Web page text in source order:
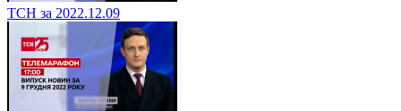
ТСН за 2022.12.09